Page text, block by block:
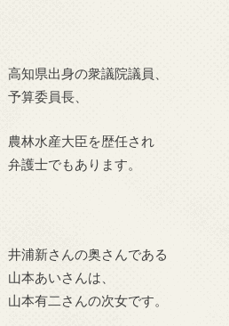
高知県出身の衆議院議員、
予算委員長、
農林水産大臣を歴任され
弁護士でもあります。
井浦新さんの奥さんである
山本あいさんは、
山本有二さんの次女です。